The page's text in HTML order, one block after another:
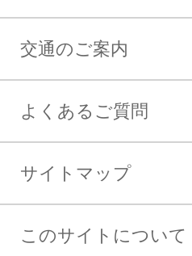
交通のご案内
よくあるご質問
サイトマップ
このサイトについて